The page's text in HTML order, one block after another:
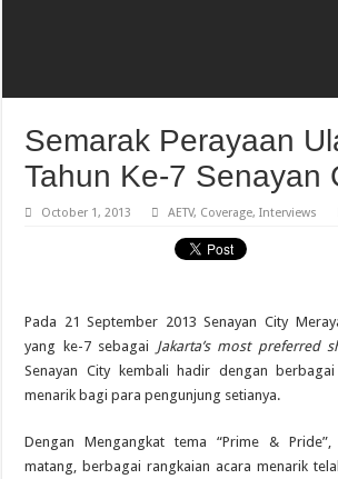
Semarak Perayaan
Tahun Ke-7 Senayan
October 1, 2013 AETV, Coverage,Interviews
Pada 21 September 2013 Senayan City
yang ke-7 sebagai Jakarta’s most preferred
Senayan City kembali hadir dengan
menarik bagi para pengunjung setianya.
Dengan Mengangkat tema “Prime &
matang, berbagai rangkaian acara menarik